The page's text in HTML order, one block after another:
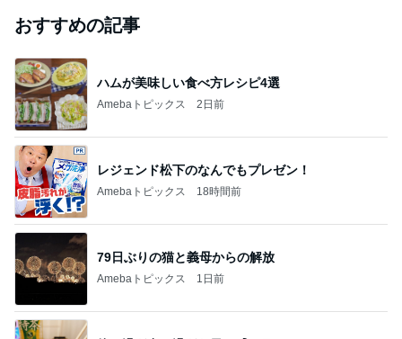
おすすめの記事
ハムが美味しい食べ方レシピ4選
Amebaトピックス 2日前
レジェンド松下のなんでもプレゼン！
Amebaトピックス 18時間前
79日ぶりの猫と義母からの解放
Amebaトピックス 1日前